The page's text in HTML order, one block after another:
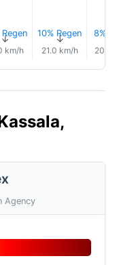
Regen
↑
km/h
10% Regen
↑
21.0 km/h
8%
20.0
Agency